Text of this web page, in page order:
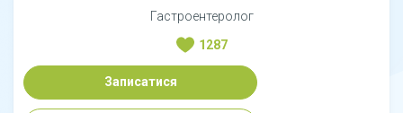
Гастроентеролог
1287
Записатися